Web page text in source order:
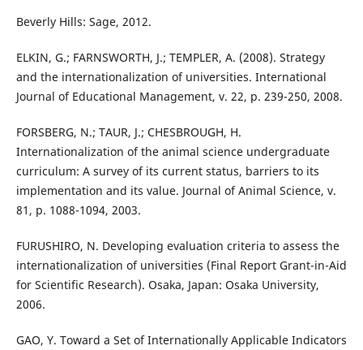
Beverly Hills: Sage, 2012.
ELKIN, G.; FARNSWORTH, J.; TEMPLER, A. (2008). Strategy
and the internationalization of universities. International
Journal of Educational Management, v. 22, p. 239-250, 2008.
FORSBERG, N.; TAUR, J.; CHESBROUGH, H.
Internationalization of the animal science undergraduate
curriculum: A survey of its current status, barriers to its
implementation and its value. Journal of Animal Science, v.
81, p. 1088-1094, 2003.
FURUSHIRO, N. Developing evaluation criteria to assess the
internationalization of universities (Final Report Grant-in-Aid
for Scientific Research). Osaka, Japan: Osaka University,
2006.
GAO, Y. Toward a Set of Internationally Applicable Indicators